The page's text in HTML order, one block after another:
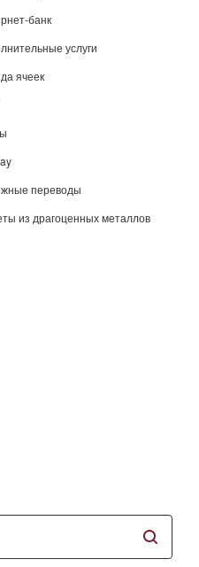
банк
услуги
ячеек
переводы
из драгоценных металлов